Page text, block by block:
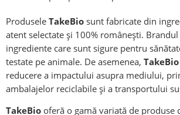
Produsele TakeBio sunt fabricate din
atent selectate și 100% românești.
ingrediente care sunt sigure pentru
testate pe animale. De asemenea, TakeBio
reducere a impactului asupra mediului,
ambalajelor reciclabile și a transportului
TakeBio oferă o gamă variată de produse